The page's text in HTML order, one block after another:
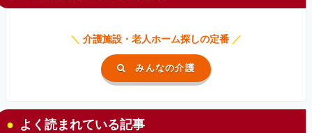
＼ 介護施設・老人ホーム探しの定番 ／
みんなの介護
よく読まれている記事